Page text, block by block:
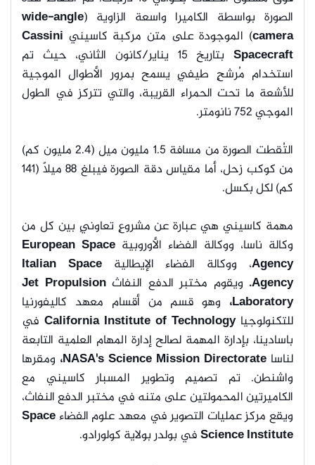
الصورة بواسطة الكاميرا واسعة الزاوية (wide-angle
camera) الموجودة على متن مركبة كاسيني Cassini
Spacecraft
بتاريخ 15 يناير/كانون الثاني، حيث تم
استخدام مُرشحٍ طيفيٍ يسمح بمرور الأطوال الموجية
للأشعة ما تحت الحمراء القريبة، والتي تتركز في الطول
الموجي 752 نانومتر.
التُقطت الصورة من مسافة 1.5 مليون ميل (2.4 مليون كم)
من كوكب زحل، أما مقياس دقة الصورة فيبلغ 88 ميلاً (141
كم) لكل بكسل.
مهمة كاسيني هي عبارة عن مشروعٍ تعاونيٍ بين كل من
وكالة ناسا، ووكالة الفضاء الأوروبية European Space
Agency، ووكالة الفضاء الإيطاليةItalian Space
Agency. ويقوم مختبر الدفع النفاثJet Propulsion
Laboratory،
وهو قسم من أقسام معهد كاليفورنيا
للتكنولوجياCalifornia Institute of Technology في
باسادينا، بإدارة المهمة لصالح إدارة المهام العلمية التابعة
لناسا NASA's Science Mission Directorate، ومقرها
واشنطن. تم تصميم وتطوير المسبار كاسيني مع
الكاميرتين المحمولتين على متنه في مختبر الدفع النفاث،
ويقع مركز عمليات التصوير في معهد علوم الفضاءSpace
Science Instituteفي بولدر بولاية كولورادو.